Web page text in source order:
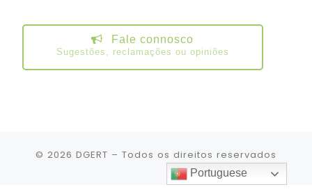
Fale connosco
Sugestões, reclamações ou opiniões
© 2026 DGERT – Todos os direitos reservados
Portuguese